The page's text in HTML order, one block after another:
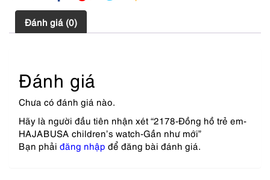
Đánh giá (0)
Đánh giá
Chưa có đánh giá nào.
Hãy là người đầu tiên nhận xét “2178-Đồng hồ trẻ em-
HAJABUSA children’s watch-Gần như mới”
Bạn phải đăng nhập để đăng bài đánh giá.